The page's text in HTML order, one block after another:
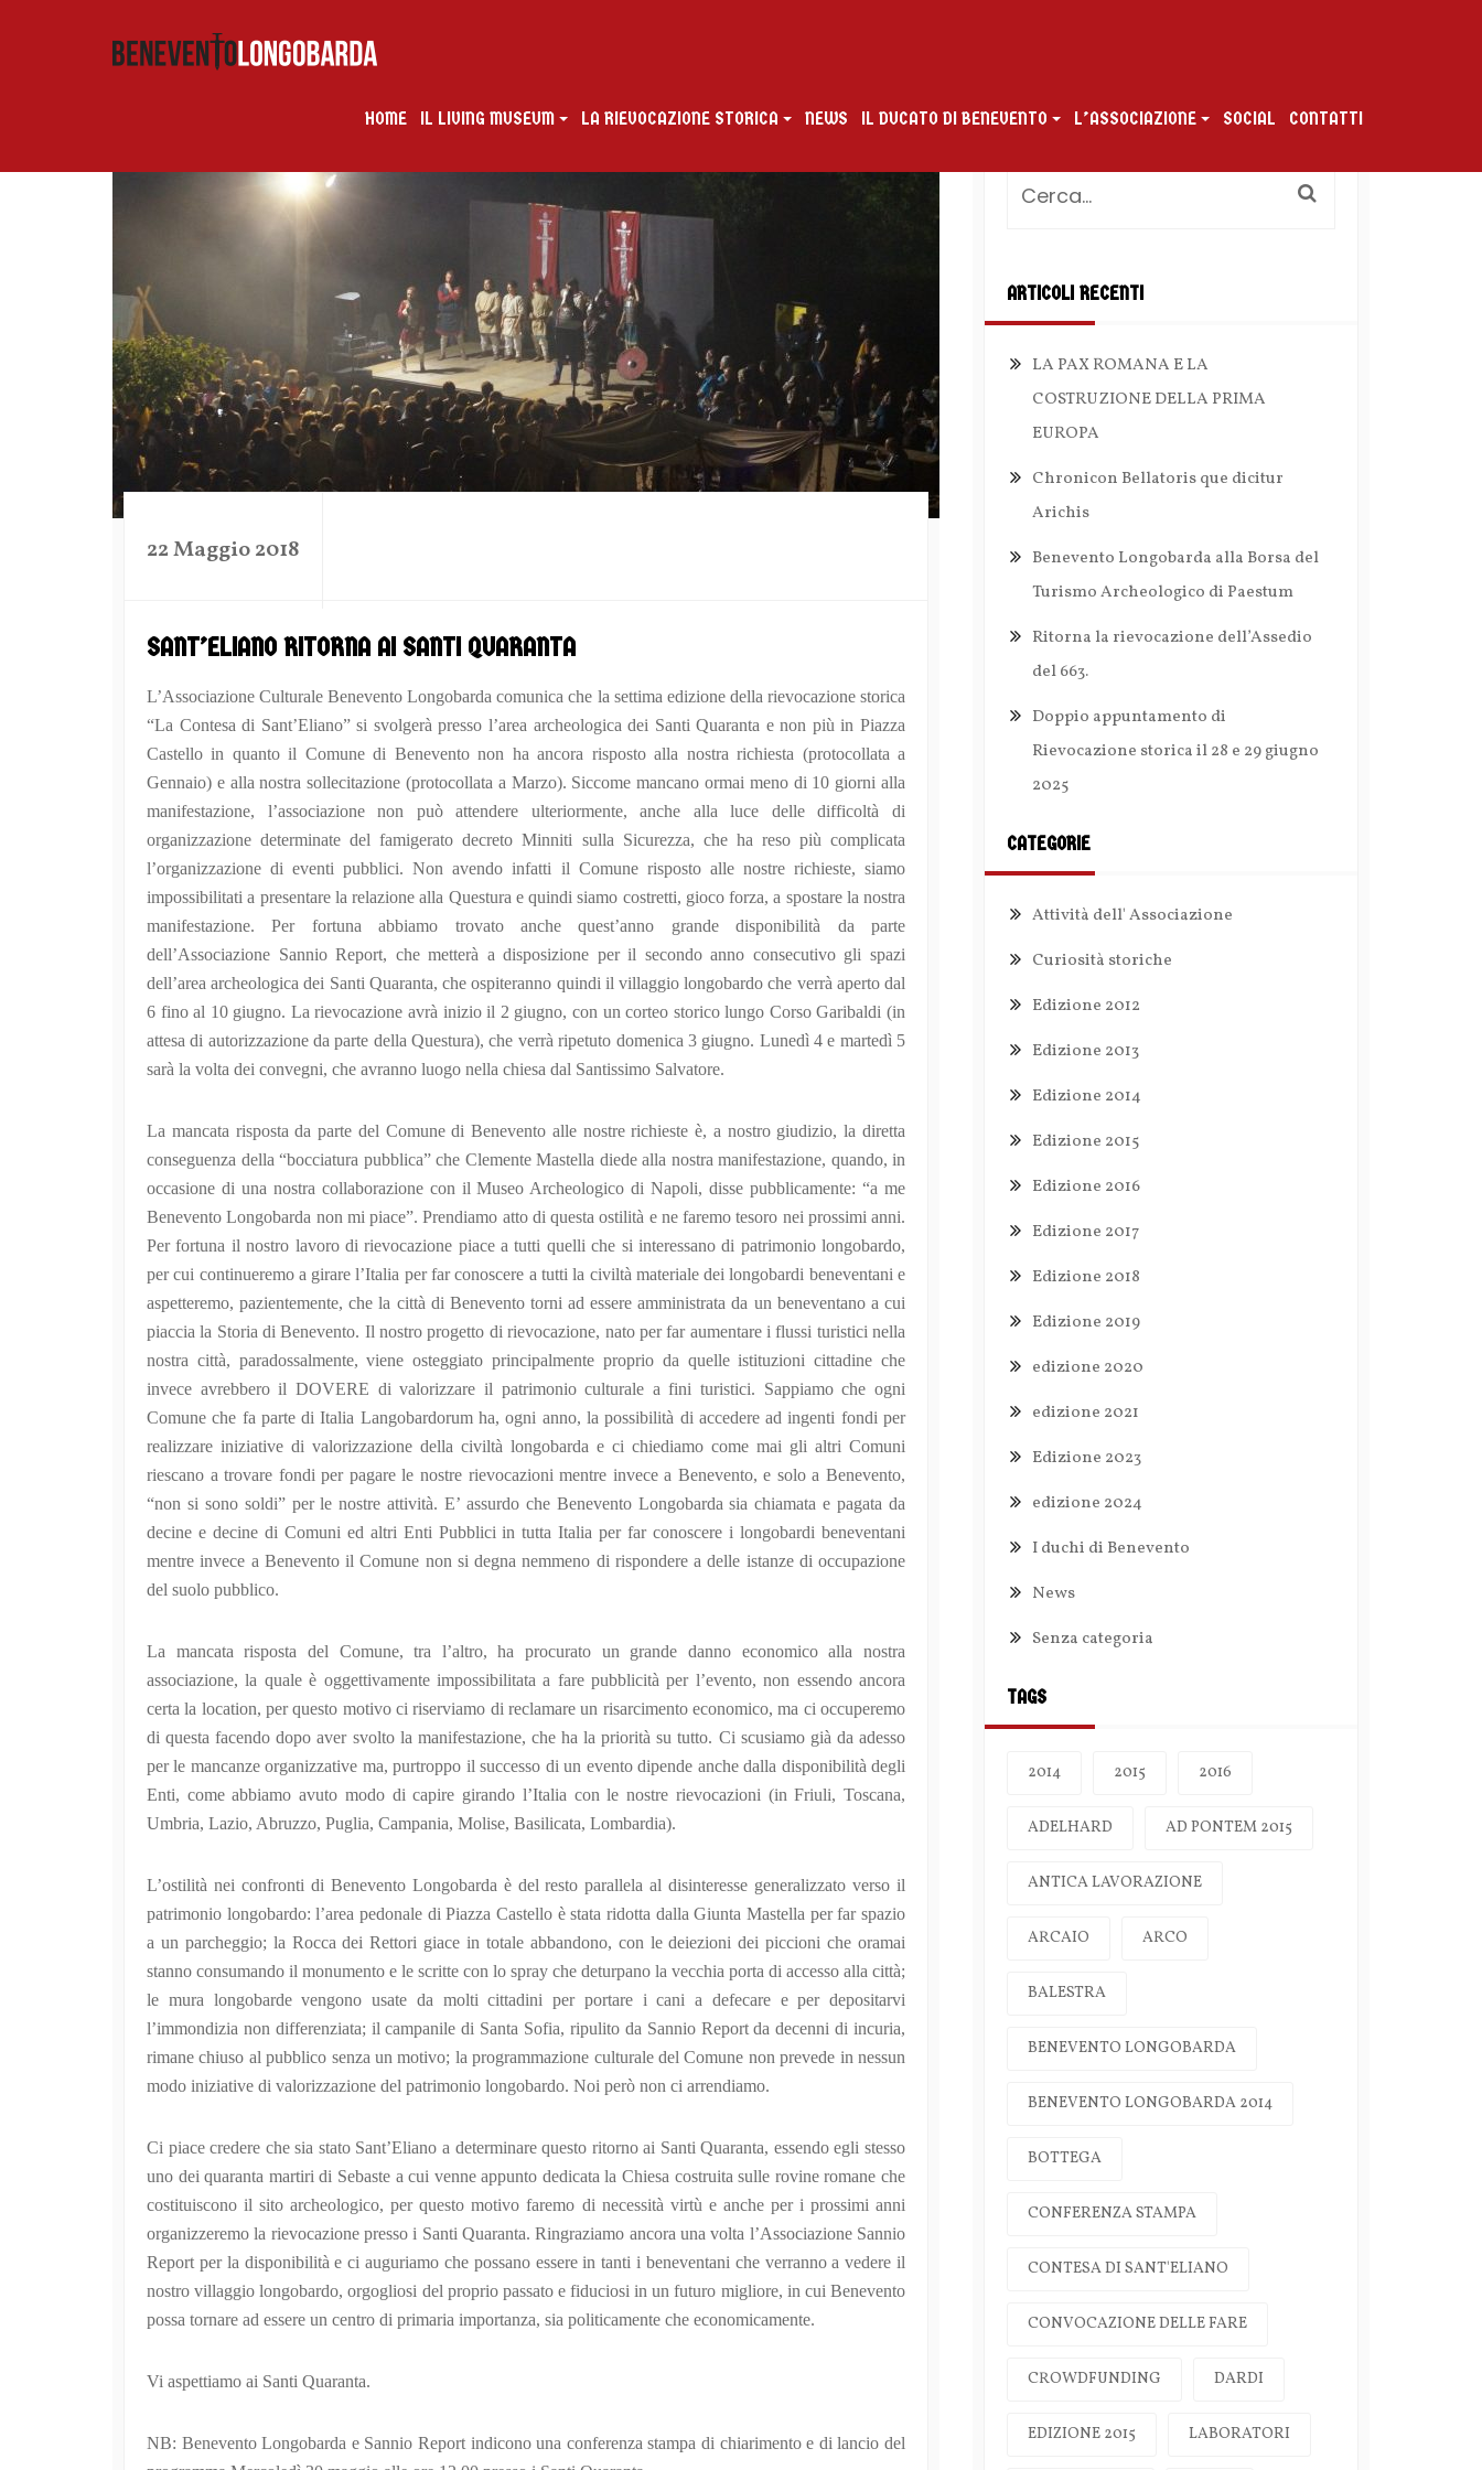
HOME IL LIVING MUSEUM LA RIEVOCAZIONE STORICA NEWS IL DUCATO DI BENEVENTO L’ASSOCIAZIONE SOCIAL CONTATTI
22 Maggio 2018
SANT’ELIANO RITORNA AI SANTI QUARANTA
L’Associazione Culturale Benevento Longobarda comunica che la settima edizione della rievocazione storica
“La Contesa di Sant’Eliano” si svolgerà presso l’area archeologica dei Santi Quaranta e non più in Piazza
Castello in quanto il Comune di Benevento non ha ancora risposto alla nostra richiesta (protocollata a
Gennaio) e alla nostra sollecitazione (protocollata a Marzo). Siccome mancano ormai meno di 10 giorni alla
manifestazione, l’associazione non può attendere ulteriormente, anche alla luce delle difficoltà di
organizzazione determinate del famigerato decreto Minniti sulla Sicurezza, che ha reso più complicata
l’organizzazione di eventi pubblici. Non avendo infatti il Comune risposto alle nostre richieste, siamo
impossibilitati a presentare la relazione alla Questura e quindi siamo costretti, gioco forza, a spostare la nostra
manifestazione. Per fortuna abbiamo trovato anche quest’anno grande disponibilità da parte
dell’Associazione Sannio Report, che metterà a disposizione per il secondo anno consecutivo gli spazi
dell’area archeologica dei Santi Quaranta, che ospiteranno quindi il villaggio longobardo che verrà aperto dal
6 fino al 10 giugno. La rievocazione avrà inizio il 2 giugno, con un corteo storico lungo Corso Garibaldi (in
attesa di autorizzazione da parte della Questura), che verrà ripetuto domenica 3 giugno. Lunedì 4 e martedì 5
sarà la volta dei convegni, che avranno luogo nella chiesa dal Santissimo Salvatore.
La mancata risposta da parte del Comune di Benevento alle nostre richieste è, a nostro giudizio, la diretta
conseguenza della “bocciatura pubblica” che Clemente Mastella diede alla nostra manifestazione, quando, in
occasione di una nostra collaborazione con il Museo Archeologico di Napoli, disse pubblicamente: “a me
Benevento Longobarda non mi piace”. Prendiamo atto di questa ostilità e ne faremo tesoro nei prossimi anni.
Per fortuna il nostro lavoro di rievocazione piace a tutti quelli che si interessano di patrimonio longobardo,
per cui continueremo a girare l’Italia per far conoscere a tutti la civiltà materiale dei longobardi beneventani e
aspetteremo, pazientemente, che la città di Benevento torni ad essere amministrata da un beneventano a cui
piaccia la Storia di Benevento. Il nostro progetto di rievocazione, nato per far aumentare i flussi turistici nella
nostra città, paradossalmente, viene osteggiato principalmente proprio da quelle istituzioni cittadine che
invece avrebbero il DOVERE di valorizzare il patrimonio culturale a fini turistici. Sappiamo che ogni
Comune che fa parte di Italia Langobardorum ha, ogni anno, la possibilità di accedere ad ingenti fondi per
realizzare iniziative di valorizzazione della civiltà longobarda e ci chiediamo come mai gli altri Comuni
riescano a trovare fondi per pagare le nostre rievocazioni mentre invece a Benevento, e solo a Benevento,
“non si sono soldi” per le nostre attività. E’ assurdo che Benevento Longobarda sia chiamata e pagata da
decine e decine di Comuni ed altri Enti Pubblici in tutta Italia per far conoscere i longobardi beneventani
mentre invece a Benevento il Comune non si degna nemmeno di rispondere a delle istanze di occupazione
del suolo pubblico.
La mancata risposta del Comune, tra l’altro, ha procurato un grande danno economico alla nostra
associazione, la quale è oggettivamente impossibilitata a fare pubblicità per l’evento, non essendo ancora
certa la location, per questo motivo ci riserviamo di reclamare un risarcimento economico, ma ci occuperemo
di questa facendo dopo aver svolto la manifestazione, che ha la priorità su tutto. Ci scusiamo già da adesso
per le mancanze organizzative ma, purtroppo il successo di un evento dipende anche dalla disponibilità degli
Enti, come abbiamo avuto modo di capire girando l’Italia con le nostre rievocazioni (in Friuli, Toscana,
Umbria, Lazio, Abruzzo, Puglia, Campania, Molise, Basilicata, Lombardia).
L’ostilità nei confronti di Benevento Longobarda è del resto parallela al disinteresse generalizzato verso il
patrimonio longobardo: l’area pedonale di Piazza Castello è stata ridotta dalla Giunta Mastella per far spazio
a un parcheggio; la Rocca dei Rettori giace in totale abbandono, con le deiezioni dei piccioni che oramai
stanno consumando il monumento e le scritte con lo spray che deturpano la vecchia porta di accesso alla città;
le mura longobarde vengono usate da molti cittadini per portare i cani a defecare e per depositarvi
l’immondizia non differenziata; il campanile di Santa Sofia, ripulito da Sannio Report da decenni di incuria,
rimane chiuso al pubblico senza un motivo; la programmazione culturale del Comune non prevede in nessun
modo iniziative di valorizzazione del patrimonio longobardo. Noi però non ci arrendiamo.
Ci piace credere che sia stato Sant’Eliano a determinare questo ritorno ai Santi Quaranta, essendo egli stesso
uno dei quaranta martiri di Sebaste a cui venne appunto dedicata la Chiesa costruita sulle rovine romane che
costituiscono il sito archeologico, per questo motivo faremo di necessità virtù e anche per i prossimi anni
organizzeremo la rievocazione presso i Santi Quaranta. Ringraziamo ancora una volta l’Associazione Sannio
Report per la disponibilità e ci auguriamo che possano essere in tanti i beneventani che verranno a vedere il
nostro villaggio longobardo, orgogliosi del proprio passato e fiduciosi in un futuro migliore, in cui Benevento
possa tornare ad essere un centro di primaria importanza, sia politicamente che economicamente.
Vi aspettiamo ai Santi Quaranta.
NB: Benevento Longobarda e Sannio Report indicono una conferenza stampa di chiarimento e di lancio del
ARTICOLI RECENTI
LA PAX ROMANA E LA
COSTRUZIONE DELLA PRIMA
EUROPA
Chronicon Bellatoris que dicitur
Arichis
Benevento Longobarda alla Borsa del
Turismo Archeologico di Paestum
Ritorna la rievocazione dell’Assedio
del 663.
Doppio appuntamento di
Rievocazione storica il 28 e 29 giugno
2025
CATEGORIE
Attività dell' Associazione
Curiosità storiche
Edizione 2012
Edizione 2013
Edizione 2014
Edizione 2015
Edizione 2016
Edizione 2017
Edizione 2018
Edizione 2019
edizione 2020
edizione 2021
Edizione 2023
edizione 2024
I duchi di Benevento
News
Senza categoria
TAGS
2014 2015 2016
ADELHARD AD PONTEM 2015
ANTICA LAVORAZIONE
ARCAIO ARCO
BALESTRA
BENEVENTO LONGOBARDA
BENEVENTO LONGOBARDA 2014
BOTTEGA
CONFERENZA STAMPA
CONTESA DI SANT'ELIANO
CONVOCAZIONE DELLE FARE
CROWDFUNDING DARDI
EDIZIONE 2015 LABORATORI